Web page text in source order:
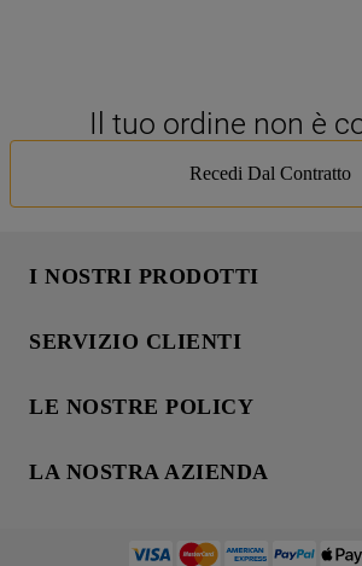
Il tuo ordine non è
Recedi Dal Contratto
I NOSTRI PRODOTTI
Refrigerazione
Lavastoviglie
SERVIZIO CLIENTI
Supporto
Piani di protezione
Service locator
LE NOSTRE POLICY
Cookie Policy
Etichette energetiche e schede prodotto
LA NOSTRA AZIENDA
Lavora con noi